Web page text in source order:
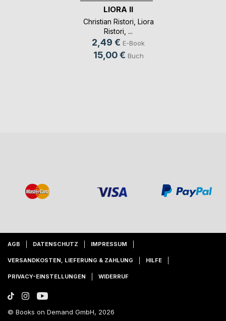
LIORA II
Christian Ristori Liora
Ristori , ...
2,49 € E-Book
15,00 € Buch
AGB DATENSCHUTZ IMPRESSUM
VERSANDKOSTEN, LIEFERUNG & ZAHLUNG HILFE
PRIVACY-EINSTELLUNGEN WIDERRUF
© Books on Demand GmbH, 2026